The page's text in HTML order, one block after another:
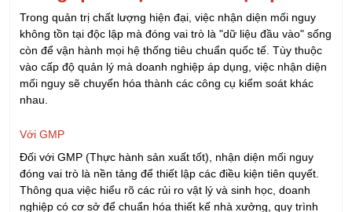
Tối ưu hóa hệ thống hồ sơ, tài liệu phục vụ đánh
giá chứng nhận.
Nâng cao năng lực đội ngũ nhân sự thông qua các
chương trình đào tạo thực tiễn.
Hãy liên hệ ngay với IRTC để được tư vấn lộ trình xây dựng hệ
thống phù hợp nhất với quy mô và nguồn lực của doanh
Họ và tên: